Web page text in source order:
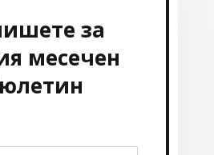
за
месечен